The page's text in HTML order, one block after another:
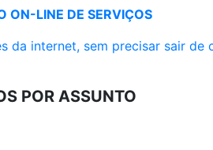
ON-LINE DE SERVIÇOS
da internet, sem precisar sair de
POR ASSUNTO